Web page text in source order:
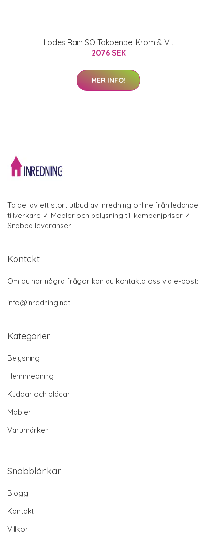
Lodes Rain SO Takpendel Krom & Vit
2076 SEK
MER INFO!
Ta del av ett stort utbud av inredning online från ledande
tillverkare ✓ Möbler och belysning till kampanjpriser ✓
Snabba leveranser.
Kontakt
Om du har några frågor kan du kontakta oss via e-post:
info@inredning.net
Kategorier
Belysning
Heminredning
Kuddar och plädar
Möbler
Varumärken
Snabblänkar
Blogg
Kontakt
Villkor